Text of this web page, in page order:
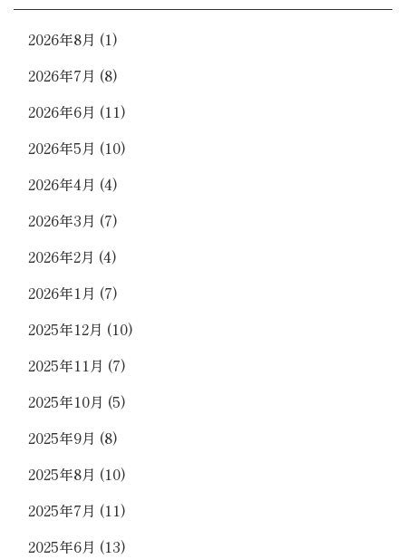
2026年8月 (1)
2026年7月 (8)
2026年6月 (11)
2026年5月 (10)
2026年4月 (4)
2026年3月 (7)
2026年2月 (4)
2026年1月 (7)
2025年12月 (10)
2025年11月 (7)
2025年10月 (5)
2025年9月 (8)
2025年8月 (10)
2025年7月 (11)
2025年6月 (13)